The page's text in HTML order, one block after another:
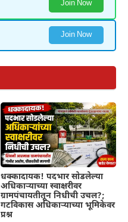
Join Now
Join Now
धक्कादायक! पदभार सोडलेल्या
अधिकाऱ्याच्या स्वाक्षरीवर
ग्रामपंचायतीतून निधीची उचल?;
गटविकास अधिकाऱ्याच्या भूमिकेवर
प्रश्न